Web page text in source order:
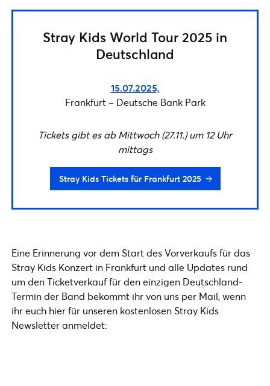
Stray Kids World Tour 2025 in
Deutschland
15.07.2025,
Frankfurt – Deutsche Bank Park
Tickets gibt es ab Mittwoch (27.11.) um 12 Uhr
mittags
Stray Kids Tickets für Frankfurt 2025
Eine Erinnerung vor dem Start des Vorverkaufs für das
Stray Kids Konzert in Frankfurt und alle Updates rund
um den Ticketverkauf für den einzigen Deutschland-
Termin der Band bekommt ihr von uns per Mail, wenn
ihr euch hier für unseren kostenlosen Stray Kids
Newsletter anmeldet: